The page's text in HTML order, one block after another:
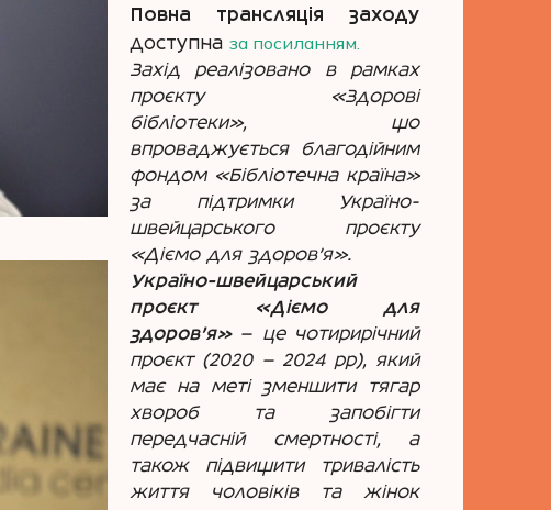
Повна трансляція заходу
доступна за посиланням.
Захід реалізовано в рамках
проєкту «Здорові
бібліотеки», що
впроваджується благодійним
фондом «Бібліотечна країна»
за підтримки Україно-
швейцарського проєкту
«Діємо для здоров’я».
Україно-швейцарський
проєкт «Діємо для
здоров'я» — це чотирирічний
проєкт (2020 — 2024 рр), який
має на меті зменшити тягар
хвороб та запобігти
передчасній смертності, а
також підвищити тривалість
життя чоловіків та жінок